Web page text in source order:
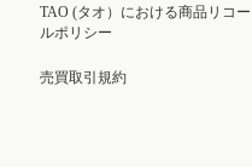
TAO (タオ）における商品リコー
ルポリシー
売買取引規約